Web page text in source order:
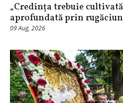
„Credința trebuie
aprofundată prin
09 Aug, 2026